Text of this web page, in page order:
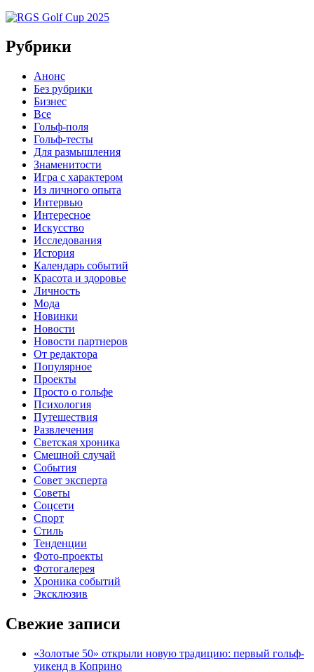
Рубрики
Анонс
Без рубрики
Бизнес
Все
Гольф-поля
Гольф-тесты
Для размышления
Знаменитости
Игра с характером
Из личного опыта
Интервью
Интересное
Искусство
Исследования
История
Календарь событий
Красота и здоровье
Личность
Мода
Новинки
Новости
Новости партнеров
От редактора
Популярное
Проекты
Просто о гольфе
Психология
Путешествия
Развлечения
Светская хроника
Смешной случай
События
Совет эксперта
Советы
Соцсети
Спорт
Стиль
Тенденции
Фото-проекты
Фотогалерея
Хроника событий
Эксклюзив
Свежие записи
«Золотые 50» открыли новую традицию: первый гольф-
уикенд в Коприно